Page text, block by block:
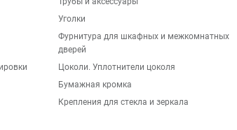
Уголки
Фурнитура для шкафных и межкомнатных
дверей
Цоколи. Уплотнители цоколя
Бумажная кромка
Крепления для стекла и зеркала